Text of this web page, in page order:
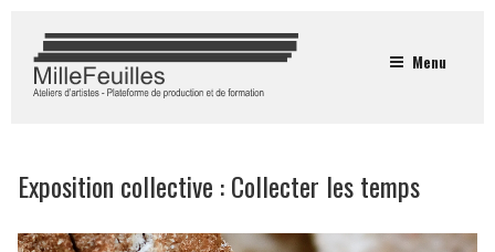
Menu
Exposition collective : Collecter les temps